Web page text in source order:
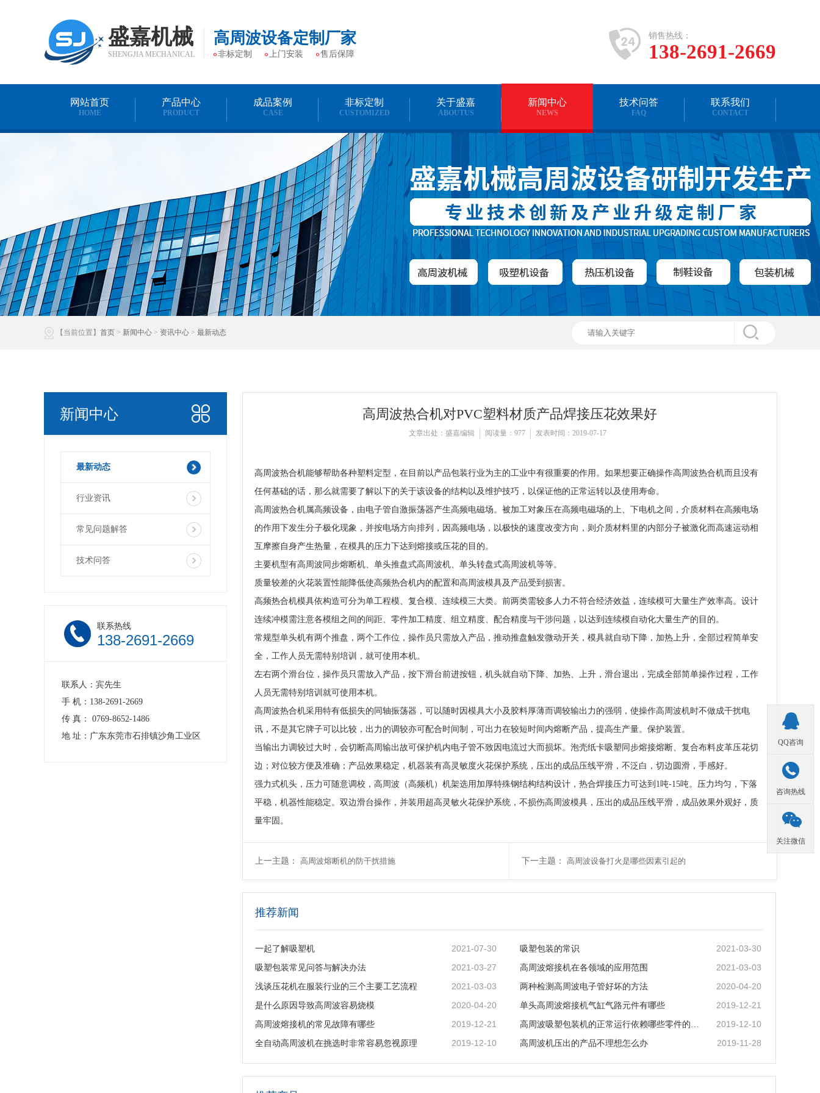
盛嘉机械
SHENGJIA MECHANICAL
高周波设备定制厂家
非标定制 上门安装 售后保障
销售热线：
138-2691-2669
网站首页
HOME
产品中心
PRODUCT
成品案例
CASE
非标定制
CUSTOMIZED
关于盛嘉
ABOUTUS
新闻中心
NEWS
技术问答
FAQ
联系我们
CONTACT
【当前位置】 首页 > 新闻中心 > 资讯中心 > 最新动态
高周波热合机对PVC塑料材质产品焊接压花效果好
文章出处：盛嘉编辑 阅读量：977 发表时间：2019-07-17
高周波热合机能够帮助各种塑料定型，在目前以产品包装行业为主的工业中有很重要的作用。如果想要正确操作高周波热合机而且没有
任何基础的话，那么就需要了解以下的关于该设备的结构以及维护技巧，以保证他的正常运转以及使用寿命。
高周波热合机属高频设备，由电子管自激振荡器产生高频电磁场。被加工对象压在高频电磁场的上、下电机之间，介质材料在高频电场
的作用下发生分子极化现象，并按电场方向排列，因高频电场，以极快的速度改变方向，则介质材料里的内部分子被激化而高速运动相
互摩擦自身产生热量，在模具的压力下达到熔接或压花的目的。
主要机型有高周波同步熔断机、单头推盘式高周波机、单头转盘式高周波机等等。
质量较差的火花装置性能降低使高频热合机内的配置和高周波模具及产品受到损害。
高频热合机模具依构造可分为单工程模、复合模、连续模三大类。前两类需较多人力不符合经济效益，连续模可大量生产效率高。设计
连续冲模需注意各模组之间的间距、零件加工精度、组立精度、配合精度与干涉问题，以达到连续模自动化大量生产的目的。
常规型单头机有两个推盘，两个工作位，操作员只需放入产品，推动推盘触发微动开关，模具就自动下降，加热上升，全部过程简单安
全，工作人员无需特别培训，就可使用本机。
左右两个滑台位，操作员只需放入产品，按下滑台前进按钮，机头就自动下降、加热、上升，滑台退出，完成全部简单操作过程，工作
人员无需特别培训就可使用本机。
高周波热合机采用特有低损失的同轴振荡器，可以随时因模具大小及胶料厚薄而调较输出力的强弱，使操作高周波机时不做成干扰电
讯，不是其它牌子可以比较，出力的调较亦可配合时间制，可出力在较短时间内熔断产品，提高生产量。保护装置。
当输出力调较过大时，会切断高周输出故可保护机内电子管不致因电流过大而损坏。泡壳纸卡吸塑同步熔接熔断、复合布料皮革压花切
边；对位较方便及准确；产品效果稳定，机器装有高灵敏度火花保护系统，压出的成品压线平滑，不泛白，切边圆滑，手感好。
强力式机头，压力可随意调校，高周波（高频机）机架选用加厚特殊钢结构结构设计，热合焊接压力可达到1吨-15吨。压力均匀，下落
平稳，机器性能稳定。双边滑台操作，并装用超高灵敏火花保护系统，不损伤高周波模具，压出的成品压线平滑，成品效果外观好，质
量牢固。
上一主题： 高周波熔断机的防干扰措施 下一主题： 高周波设备打火是哪些因素引起的
推荐新闻
一起了解吸塑机 2021-07-30 吸塑包装的常识 2021-03-30
吸塑包装常见问答与解决办法 2021-03-27 高周波熔接机在各领域的应用范围 2021-03-03
浅谈压花机在服装行业的三个主要工艺流程 2021-03-03 两种检测高周波电子管好坏的方法 2020-04-20
是什么原因导致高周波容易烧模 2020-04-20 单头高周波熔接机气缸气路元件有哪些 2019-12-21
高周波熔接机的常见故障有哪些 2019-12-21 高周波吸塑包装机的正常运行依赖哪些零件的保护 2019-12-10
全自动高周波机在挑选时非常容易忽视原理 2019-12-10 高周波机压出的产品不理想怎么办 2019-11-28
新闻中心
最新动态
行业资讯
常见问题解答
技术问答
联系热线
138-2691-2669
联系人：宾先生
手 机：138-2691-2669
传 真： 0769-8652-1486
地 址：广东东莞市石排镇沙角工业区

QQ咨询

咨询热线

关注微信